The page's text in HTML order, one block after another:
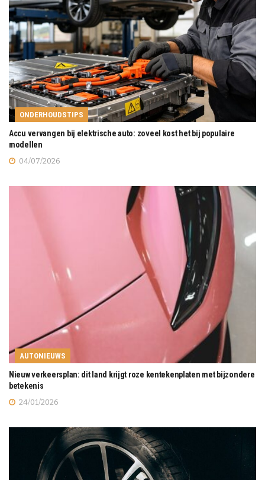
ONDERHOUDSTIPS
Accu vervangen bij elektrische auto: zoveel kost het bij populaire
modellen
04/07/2026
AUTONIEUWS
Nieuw verkeersplan: dit land krijgt roze kentekenplaten met bijzondere
betekenis
24/01/2026